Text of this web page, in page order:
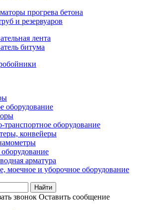
прогрева бетона
и резервуаров
лента
битума
оборудование
оборудование
конвейеры
арматура
моечное и уборочное оборудование
Найти
звонок Оставить сообщение